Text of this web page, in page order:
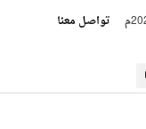
تواصل معنا